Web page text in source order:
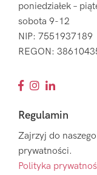
poniedziałek –
sobota 9-12
NIP: 7551937189
REGON:
Regulamin
Zajrzyj do
prywatności.
Polityka